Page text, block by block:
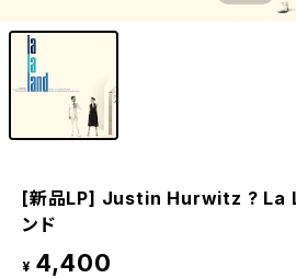
[新品LP] Justin Hurwitz ? La
ンド
¥ 4,400